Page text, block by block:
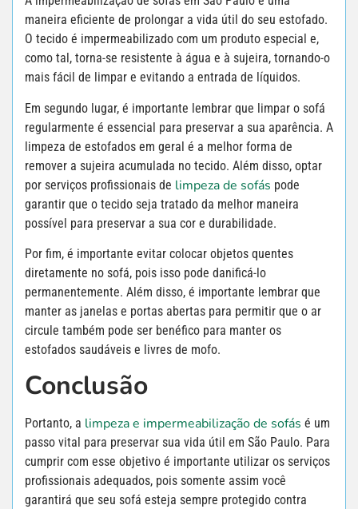
maneira eficiente de prolongar a vida útil do seu estofado.
O tecido é impermeabilizado com um produto especial e,
como tal, torna-se resistente à água e à sujeira, tornando-o
mais fácil de limpar e evitando a entrada de líquidos.
Em segundo lugar, é importante lembrar que limpar o sofá
regularmente é essencial para preservar a sua aparência. A
limpeza de estofados em geral é a melhor forma de
remover a sujeira acumulada no tecido. Além disso, optar
por serviços profissionais de limpeza de sofás pode
garantir que o tecido seja tratado da melhor maneira
possível para preservar a sua cor e durabilidade.
Por fim, é importante evitar colocar objetos quentes
diretamente no sofá, pois isso pode danificá-lo
permanentemente. Além disso, é importante lembrar que
manter as janelas e portas abertas para permitir que o ar
circule também pode ser benéfico para manter os
estofados saudáveis e livres de mofo.
Conclusão
Portanto, a limpeza e impermeabilização de sofás é um
passo vital para preservar sua vida útil em São Paulo. Para
cumprir com esse objetivo é importante utilizar os serviços
profissionais adequados, pois somente assim você
garantirá que seu sofá esteja sempre protegido contra